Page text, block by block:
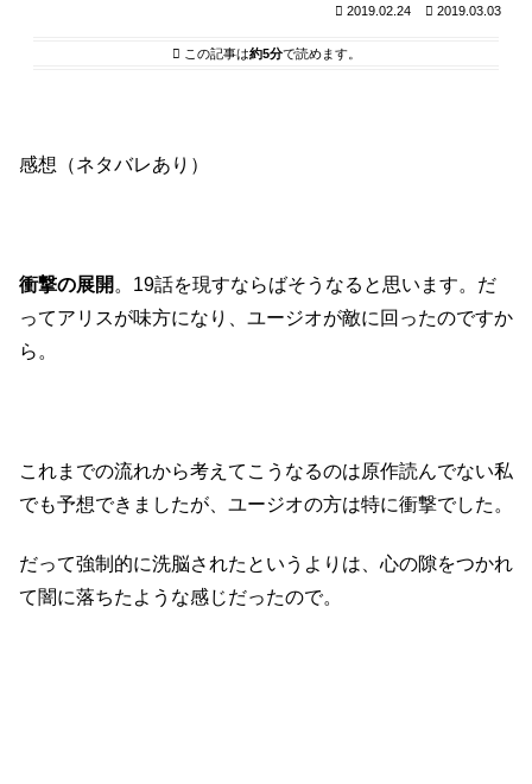
2019.02.24 2019.03.03
この記事は約5分で読めます。
感想（ネタバレあり）
衝撃の展開 。19話を現すならばそうなると思います。だ
ってアリスが味方になり、ユージオが敵に回ったのですか
ら。
これまでの流れから考えてこうなるのは原作読んでない私
でも予想できましたが、ユージオの方は特に衝撃でした。
だって強制的に洗脳されたというよりは、心の隙をつかれ
て闇に落ちたような感じだったので。